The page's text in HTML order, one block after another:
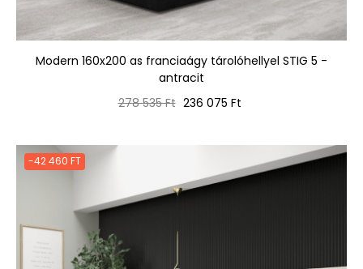
Modern 160x200 as franciaágy tárolóhellyel STIG 5 -
antracit
Normál
278 535 Ft Ár
236 075 Ft
-42 460 FT